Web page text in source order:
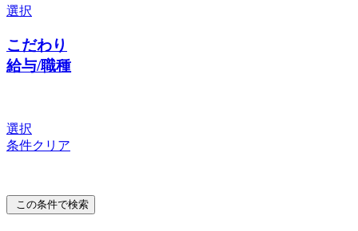
選択
こだわり
給与/職種
選択
条件クリア
この条件で検索